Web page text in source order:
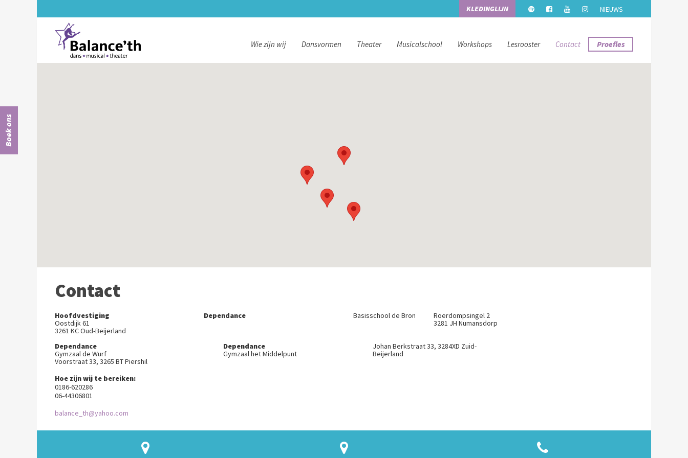
Boek ons
NIEUWS
KLEDINGLIJN
Wie zijn wij Dansvormen Theater Musicalschool Workshops Lesrooster Contact Proefles
Contact
Hoofdvestiging
Oostdijk 61
3261 KC Oud-Beijerland
Dependance Basisschool de Bron
Roerdompsingel 2
3281 JH Numansdorp
Dependance
Gymzaal de Wurf
Voorstraat 33, 3265 BT Piershil
Dependance
Gymzaal het Middelpunt
Johan Berkstraat 33, 3284XD Zuid-
Beijerland
Hoe zijn wij te bereiken:
0186-620286
06-44306801
balance_th@yahoo.com